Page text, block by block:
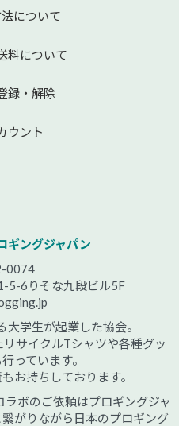
について
料について
録・解除
ウント
ギングジャパン
0074
5-6りそな九段ビル5F
学生が起業した協会。
サイクルTシャツや各種グッ
っています。
お持ちしております。
ボのご依頼はプロギングジャ
がりながら日本のプロギング